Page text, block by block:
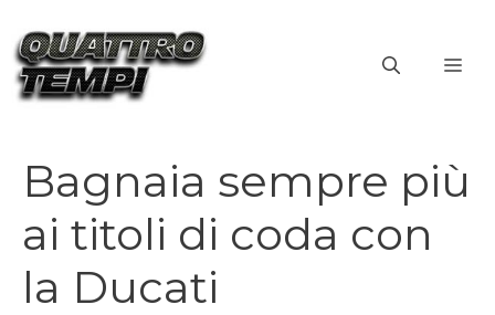
contenuto
Bagnaia sempre più
ai titoli di coda con
la Ducati